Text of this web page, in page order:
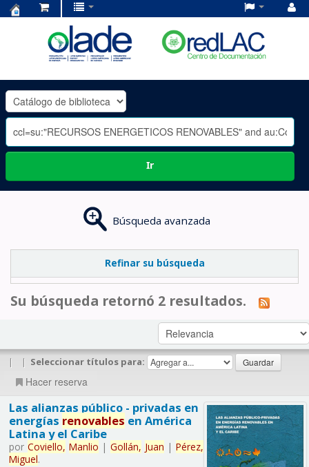
OLADE
-
Ir
Búsqueda avanzada
Refinar su búsqueda
Su búsqueda retornó 2 resultados.
| | Seleccionar títulos para:
Hacer reserva
Las alianzas público - privadas en
energías renovables en América
Latina y el Caribe
por Coviello, Manlio | Gollán, Juan | Pérez,
Miguel.